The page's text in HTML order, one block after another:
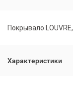
Покрывало
Характеристики